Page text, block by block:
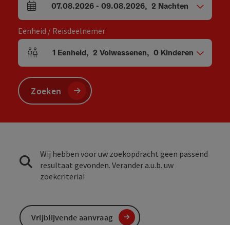
Velden voor aankomst en vertrek
07.08.2026- 09.08.2026, 2 Nachten
Eenheid / Reisdeelnemer
Aantal eenheden en persoonsvelden
1 Eenheid, 2 Volwassenen, 0 Kinderen
Zoeken
Wij hebben voor uw zoekopdracht geen passend
resultaat gevonden. Verander a.u.b. uw
zoekcriteria!
Vrijblijvende aanvraag